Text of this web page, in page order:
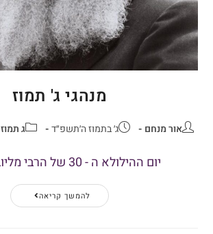
מנהגי ג' תמוז
אור מנחם ג׳ בתמוז ה׳תשפ״ד ג תמוז
יום ההילולא ה - 30 של הרבי מליובאוויטש
להמשך קריאה